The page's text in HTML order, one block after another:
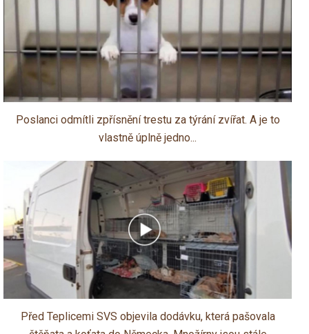
Poslanci odmítli zpřísnění trestu za týrání zvířat. A je to
vlastně úplně jedno...
Před Teplicemi SVS objevila dodávku, která pašovala